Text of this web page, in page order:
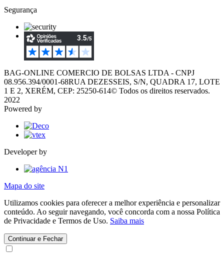
Segurança
BAG-ONLINE COMERCIO DE BOLSAS LTDA - CNPJ
08.956.394/0001-68RUA DEZESSEIS, S/N, QUADRA 17, LOTE
1 E 2, XERÉM, CEP: 25250-614© Todos os direitos reservados.
2022
Powered by
Developer by
Mapa do site
Utilizamos cookies para oferecer a melhor experiência e personalizar
conteúdo. Ao seguir navegando, você concorda com a nossa Política
de Privacidade e Termos de Uso. Saiba mais
Continuar e Fechar